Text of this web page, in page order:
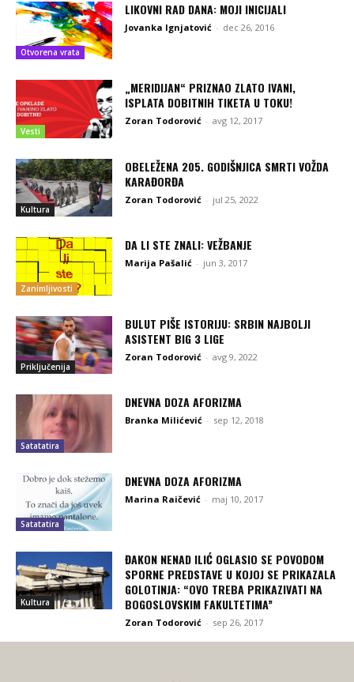
Otvorena vrata
LIKOVNI RAD DANA: MOJI INICIJALI
Jovanka Ignjatović - dec 26, 2016
Vesti
„MERIDIJAN“ PRIZNAO ZLATO IVANI,
ISPLATA DOBITNIH TIKETA U TOKU!
Zoran Todorović - avg 12, 2017
Kultura
OBELEŽENA 205. GODIŠNJICA SMRTI VOŽDA
KARAĐORĐA
Zoran Todorović - jul 25, 2022
Zanimljivosti
DA LI STE ZNALI: VEŽBANJE
Marija Pašalić - jun 3, 2017
Priključenija
BULUT PIŠE ISTORIJU: SRBIN NAJBOLJI
ASISTENT BIG 3 LIGE
Zoran Todorović - avg 9, 2022
Satatatira
DNEVNA DOZA AFORIZMA
Branka Milićević - sep 12, 2018
Satatatira
DNEVNA DOZA AFORIZMA
Marina Raičević - maj 10, 2017
Kultura
ĐAKON NENAD ILIĆ OGLASIO SE POVODOM
SPORNE PREDSTAVE U KOJOJ SE PRIKAZALA
GOLOTINJA: “OVO TREBA PRIKAZIVATI NA
BOGOSLOVSKIM FAKULTETIMA”
Zoran Todorović - sep 26, 2017